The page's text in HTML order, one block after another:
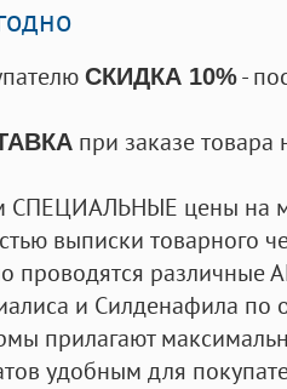
СКИДКА 10%-
при заказе
СПЕЦИАЛЬНЫЕ цены на
выписки товарного
проводятся
и Силденафила по
прилагают
удобным для